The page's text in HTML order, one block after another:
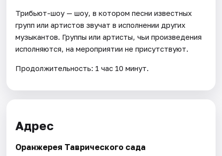
Трибьют-шоу — шоу, в котором песни известных
групп или артистов звучат в исполнении других
музыкантов. Группы или артисты, чьи произведения
исполняются, на мероприятии не присутствуют.
Продолжительность: 1 час 10 минут.
Адрес
Оранжерея Таврического сада